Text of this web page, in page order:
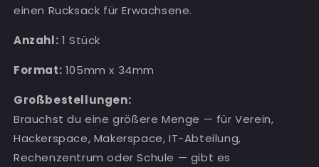
einen Rucksack für Erwachsene.
Anzahl: 1 Stück
Format: 105mm x 34mm
Großbestellungen:
Brauchst du eine größere Menge — für Verein,
Hackerspace, Makerspace, IT-Abteilung,
Rechenzentrum oder Schule — gibt es